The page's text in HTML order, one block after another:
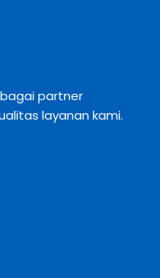
partner
layanan kami.